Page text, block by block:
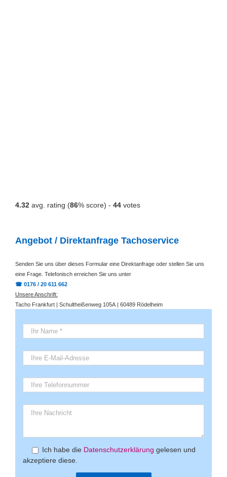
4.32 avg. rating (86% score) - 44 votes
Angebot / Direktanfrage Tachoservice
Senden Sie uns über dieses Formular eine Direktanfrage oder stellen Sie uns
eine Frage. Telefonisch erreichen Sie uns unter
☎ 0176 / 20 611 662
Unsere Anschrift:
Tacho Frankfurt | Schultheißenweg 105A | 60489 Rödelheim
Ich habe die Datenschutzerklärung gelesen und
akzeptiere diese.